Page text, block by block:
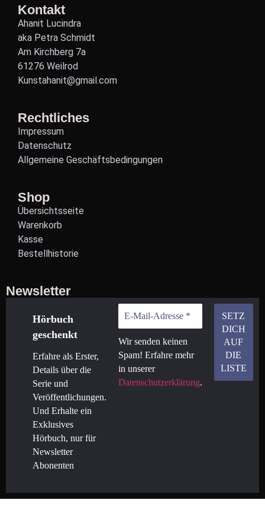
Kontakt
Ahanit Lucindra
aka Petra Schmidt
Am Kirchberg 7a
61276 Weilrod
Kunstahanit@gmail.com
Rechtliches
Impressum
Datenschutz
Allgemeine Geschäftsbedingungen
Shop
Übersichtsseite
Warenkorb
Kasse
Bestellhistorie
Newsletter
Hörbuch
geschenkt
Erfahre als Erster,
Details über die
Serie und
Veröffentlichungen.
Und Erhalte ein
Exklusives
Hörbuch, nur für
Newsletter
Abonenten
Wir senden keinen
Spam! Erfahre mehr
in unserer
Datenschutzerklärung.